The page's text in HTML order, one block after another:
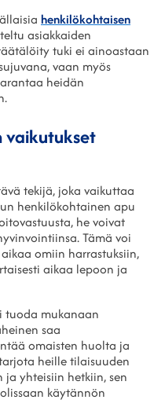
henkilökohtaisen
asiakkaiden
tuki ei ainoastaan
vaan myös
heidän
vaikutukset
tekijä, joka vaikuttaa
henkilökohtainen apu
he voivat
Tämä voi
omiin harrastuksiin,
aikaa lepoon ja
tuoda mukanaan
saa
omaisten huolta ja
heille tilaisuuden
ja yhteisiin hetkiin, sen
käytännön